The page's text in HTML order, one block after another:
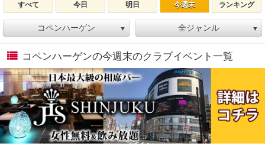
すべて 今日 明日 今週末 ランキング
コペンハーゲン ▼ 全ジャンル ▼
コペンハーゲンの今週末のクラブイベント一覧